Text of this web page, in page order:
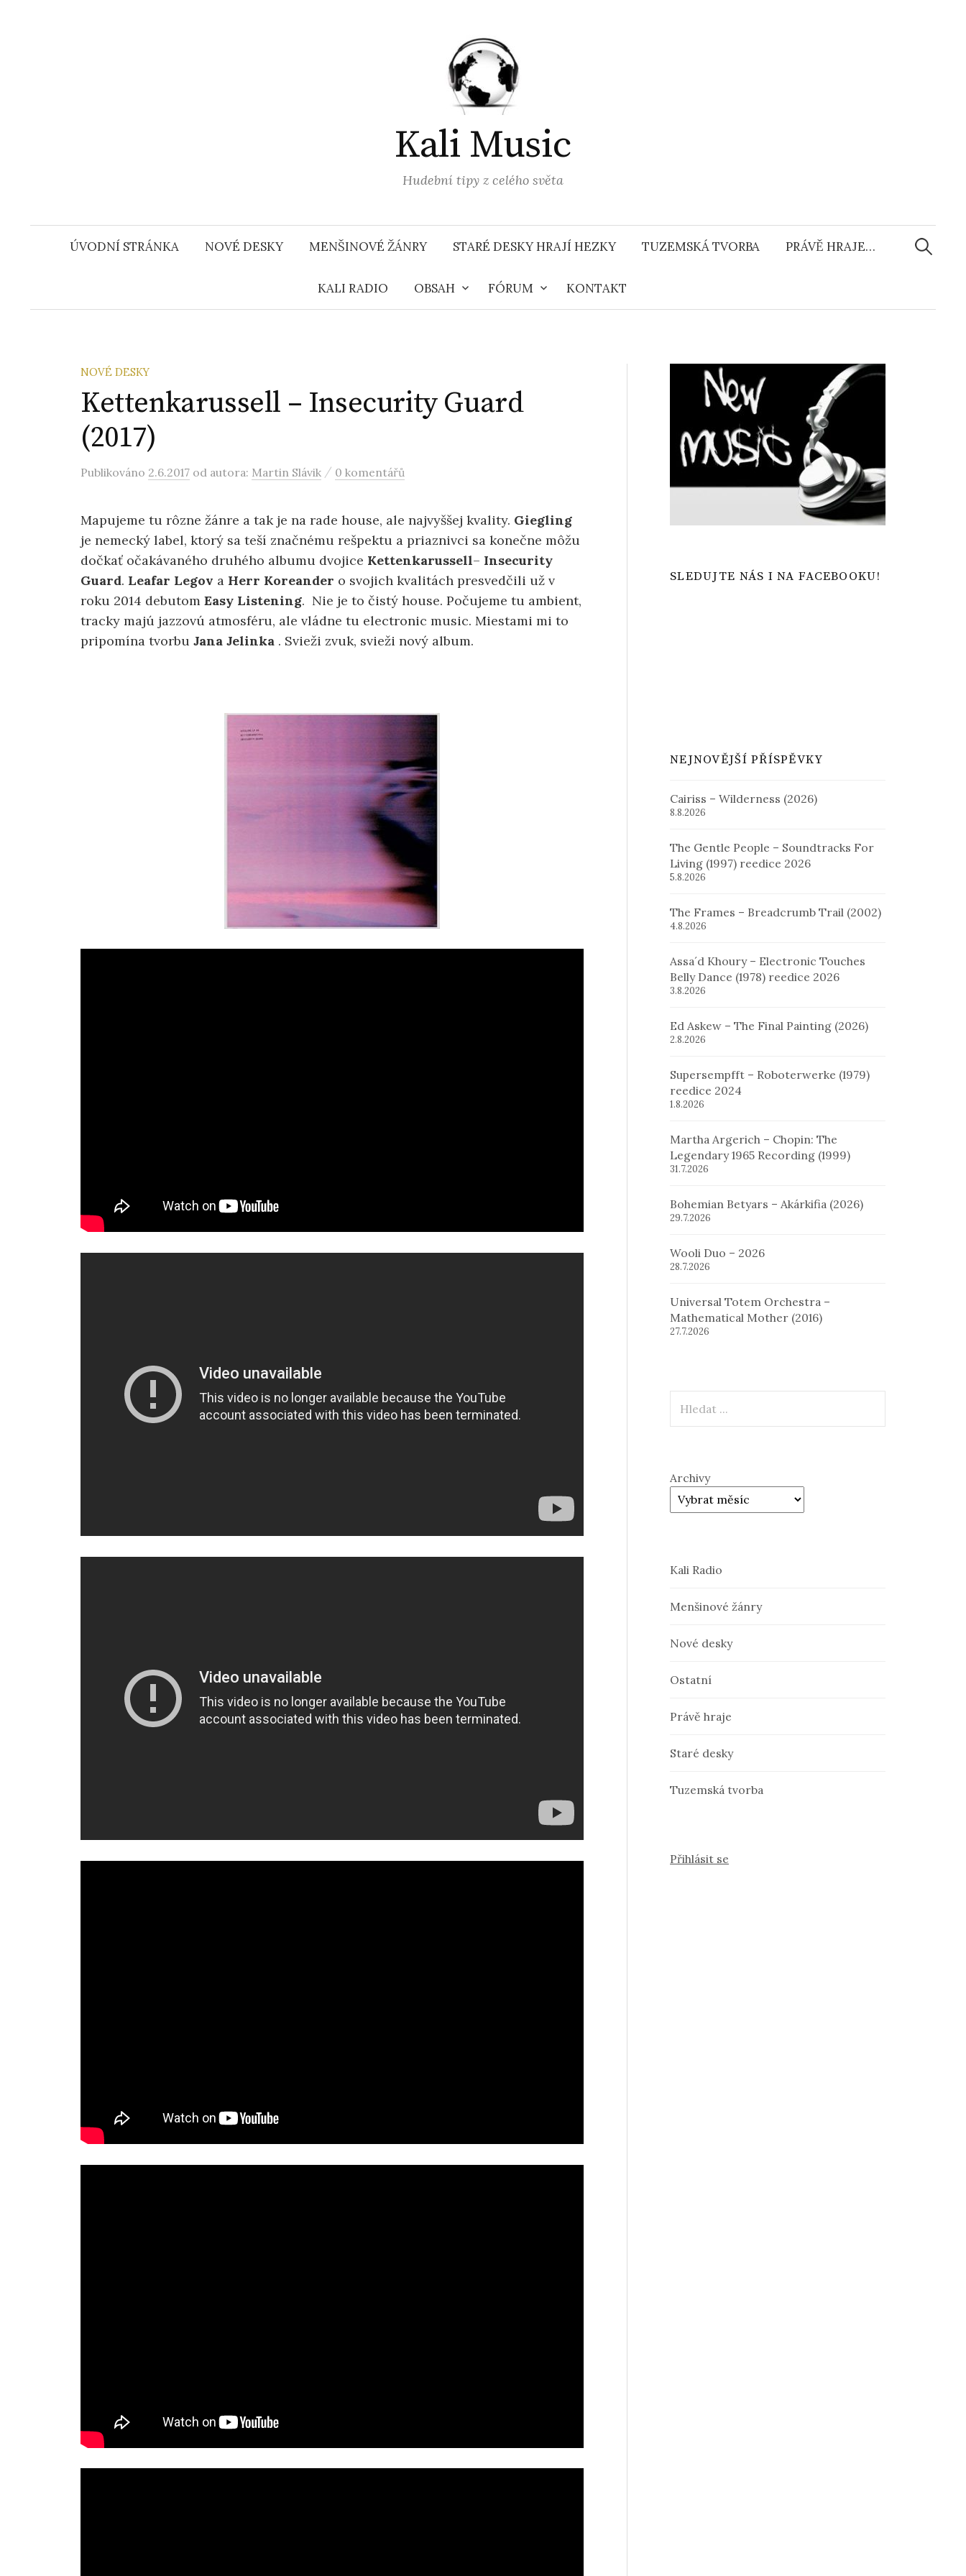
Kali Music
Hudební tipy z celého světa
ÚVODNÍ STRÁNKA NOVÉ DESKY MENŠINOVÉ ŽÁNRY STARÉ DESKY HRAJÍ HEZKY TUZEMSKÁ TVORBA PRÁVĚ HRAJE…
KALI RADIO OBSAH FÓRUM KONTAKT
NOVÉ DESKY
Kettenkarussell – Insecurity Guard
(2017)
Publikováno 2.6.2017 od autora: Martin Slávik / 0 komentářů
Mapujeme tu rôzne žánre a tak je na rade house, ale najvyššej kvality. Giegling
je nemecký label, ktorý sa teší značnému rešpektu a priaznivci sa konečne môžu
dočkať očakávaného druhého albumu dvojice Kettenkarussell– Insecurity
Guard. Leafar Legov a Herr Koreander o svojich kvalitách presvedčili už v
roku 2014 debutom Easy Listening. Nie je to čistý house. Počujeme tu ambient,
tracky majú jazzovú atmosféru, ale vládne tu electronic music. Miestami mi to
pripomína tvorbu Jana Jelinka . Svieži zvuk, svieži nový album.
SLEDUJTE NÁS I NA FACEBOOKU!
NEJNOVĚJŠÍ PŘÍSPĚVKY
Cairiss – Wilderness (2026)
8.8.2026
The Gentle People – Soundtracks For
Living (1997) reedice 2026
5.8.2026
The Frames – Breadcrumb Trail (2002)
4.8.2026
Assa´d Khoury – Electronic Touches
Belly Dance (1978) reedice 2026
3.8.2026
Ed Askew – The Final Painting (2026)
2.8.2026
Supersempfft – Roboterwerke (1979)
reedice 2024
1.8.2026
Martha Argerich – Chopin: The
Legendary 1965 Recording (1999)
31.7.2026
Bohemian Betyars – Akárkifia (2026)
29.7.2026
Wooli Duo – 2026
28.7.2026
Universal Totem Orchestra –
Mathematical Mother (2016)
27.7.2026
Archivy
Kali Radio
Menšinové žánry
Nové desky
Ostatní
Právě hraje
Staré desky
Tuzemská tvorba
Přihlásit se